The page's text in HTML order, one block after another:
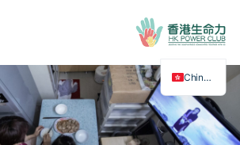
Chinese